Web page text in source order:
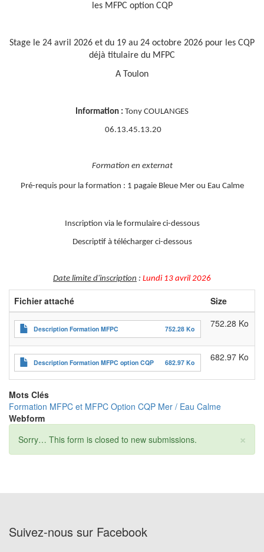
les MFPC option CQP
Stage le 24 avril 2026 et du 19 au 24 octobre 2026 pour les CQP
déjà titulaire du MFPC
A Toulon
Information : Tony COULANGES
06.13.45.13.20
Formation en externat
Pré-requis pour la formation : 1 pagaie Bleue Mer ou Eau Calme
Inscription via le formulaire ci-dessous
Descriptif à télécharger ci-dessous
Date limite d'inscription : Lundi 13 avril 2026
Fichier attaché Size
Description Formation MFPC 752.28 Ko 752.28 Ko
Description Formation MFPC option CQP 682.97 Ko 682.97 Ko
Mots Clés
Formation MFPC et MFPC Option CQP Mer / Eau Calme
Webform
×
Message
d'état
Sorry… This form is closed to new submissions.
Suivez-nous sur Facebook